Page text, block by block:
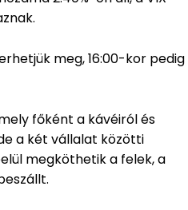
meg, 16:00-kor pedig
főként a kávéiról és
a két vállalat közötti
megköthetik a felek, a